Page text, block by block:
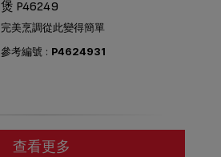
煲 P46249
完美烹調從此變得簡單
參考編號 : P4624931
查看更多